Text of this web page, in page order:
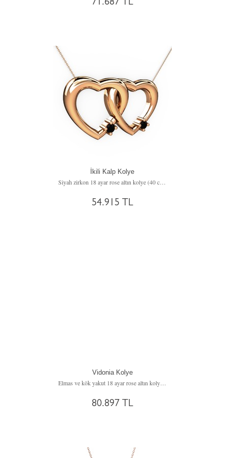
71.687 TL
İkili Kalp Kolye
Siyah zirkon 18 ayar rose altın kolye (40 cm rose altın rolo zincir)
54.915 TL
Vidonia Kolye
Elmas ve kök yakut 18 ayar rose altın kolye (0.288 karat, 40 cm altın rolo zincir)
80.897 TL